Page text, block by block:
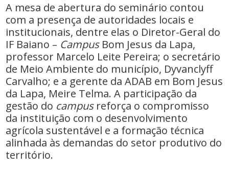
A mesa de abertura do seminário contou
com a presença de autoridades locais e
institucionais, dentre elas o Diretor-Geral do
IF Baiano – Campus Bom Jesus da Lapa,
professor Marcelo Leite Pereira; o secretário
de Meio Ambiente do município, Dyvanclyff
Carvalho; e a gerente da ADAB em Bom Jesus
da Lapa, Meire Telma. A participação da
gestão do campus reforça o compromisso
da instituição com o desenvolvimento
agrícola sustentável e a formação técnica
alinhada às demandas do setor produtivo do
território.